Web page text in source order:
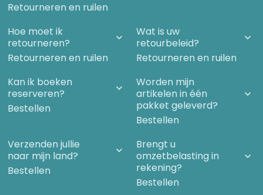
Retourneren en ruilen
Hoe moet ik
retourneren?
Retourneren en ruilen
Wat is uw
retourbeleid?
Retourneren en ruilen
Kan ik boeken
reserveren?
Bestellen
Worden mijn
artikelen in één
pakket geleverd?
Bestellen
Verzenden jullie
naar mijn land?
Bestellen
Brengt u
omzetbelasting in
rekening?
Bestellen